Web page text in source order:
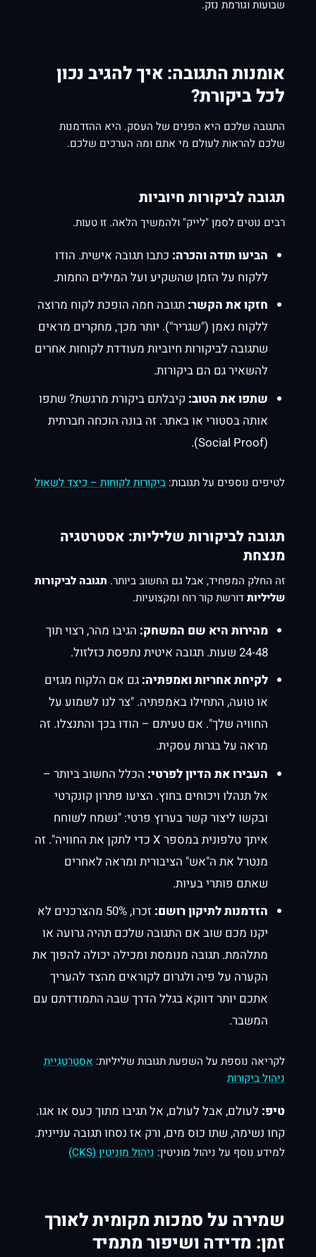
שבועות וגורמת נזק.
אומנות התגובה: איך להגיב נכון
לכל ביקורת?
התגובה שלכם היא הפנים של העסק. היא ההזדמנות
שלכם להראות לעולם מי אתם ומה הערכים שלכם.
תגובה לביקורות חיוביות
רבים נוטים לסמן "לייק" ולהמשיך הלאה. זו טעות.
הביעו תודה והכרה: כתבו תגובה אישית. הודו
ללקוח על הזמן שהשקיע ועל המילים החמות.
חזקו את הקשר: תגובה חמה הופכת לקוח מרוצה
ללקוח נאמן ("שגריר"). יותר מכך, מחקרים מראים
שתגובה לביקורות חיוביות מעודדת לקוחות אחרים
להשאיר גם הם ביקורות.
שתפו את הטוב: קיבלתם ביקורת מרגשת? שתפו
אותה בסטורי או באתר. זה בונה הוכחה חברתית
(Social Proof).
לטיפים נוספים על תגובות: ביקורות לקוחות – כיצד לשאול
תגובה לביקורות שליליות: אסטרטגיה
מנצחת
זה החלק המפחיד, אבל גם החשוב ביותר. תגובה לביקורות
שליליותדורשת קור רוח ומקצועיות.
מהירות היא שם המשחק: הגיבו מהר, רצוי תוך
24-48 שעות. תגובה איטית נתפסת כזלזול.
לקיחת אחריות ואמפתיה: גם אם הלקוח מגזים
או טועה, התחילו באמפתיה. "צר לנו לשמוע על
החוויה שלך". אם טעיתם – הודו בכך והתנצלו. זה
מראה על בגרות עסקית.
העבירו את הדיון לפרטי: הכלל החשוב ביותר –
אל תנהלו ויכוחים בחוץ. הציעו פתרון קונקרטי
ובקשו ליצור קשר בערוץ פרטי: "נשמח לשוחח
איתך טלפונית במספר X כדי לתקן את החוויה". זה
מנטרל את ה"אש" הציבורית ומראה לאחרים
שאתם פותרי בעיות.
הזדמנות לתיקון רושם:
זכרו, 50% מהצרכנים לא
יקנו מכם שוב אם התגובה שלכם תהיה גרועה או
מתלהמת. תגובה מנומסת ומכילה יכולה להפוך את
הקערה על פיה ולגרום לקוראים מהצד להעריך
אתכם יותר דווקא בגלל הדרך שבה התמודדתם עם
המשבר.
לקריאה נוספת על השפעת תגובות שליליות: אסטרטגיית
ניהול ביקורות
טיפ: לעולם, אבל לעולם, אל תגיבו מתוך כעס או אגו.
קחו נשימה, שתו כוס מים, ורק אז נסחו תגובה עניינית.
למידע נוסף על ניהול מוניטין: ניהול מוניטין (CKS)
שמירה על סמכות מקומית לאורך
זמן: מדידה ושיפור מתמיד